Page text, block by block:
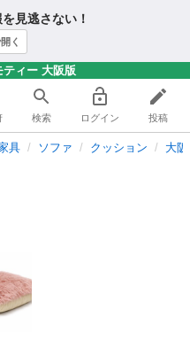
見逃さない！
く
ティー 大阪版
検索 ログイン 投稿
具 ソファ クッション 大